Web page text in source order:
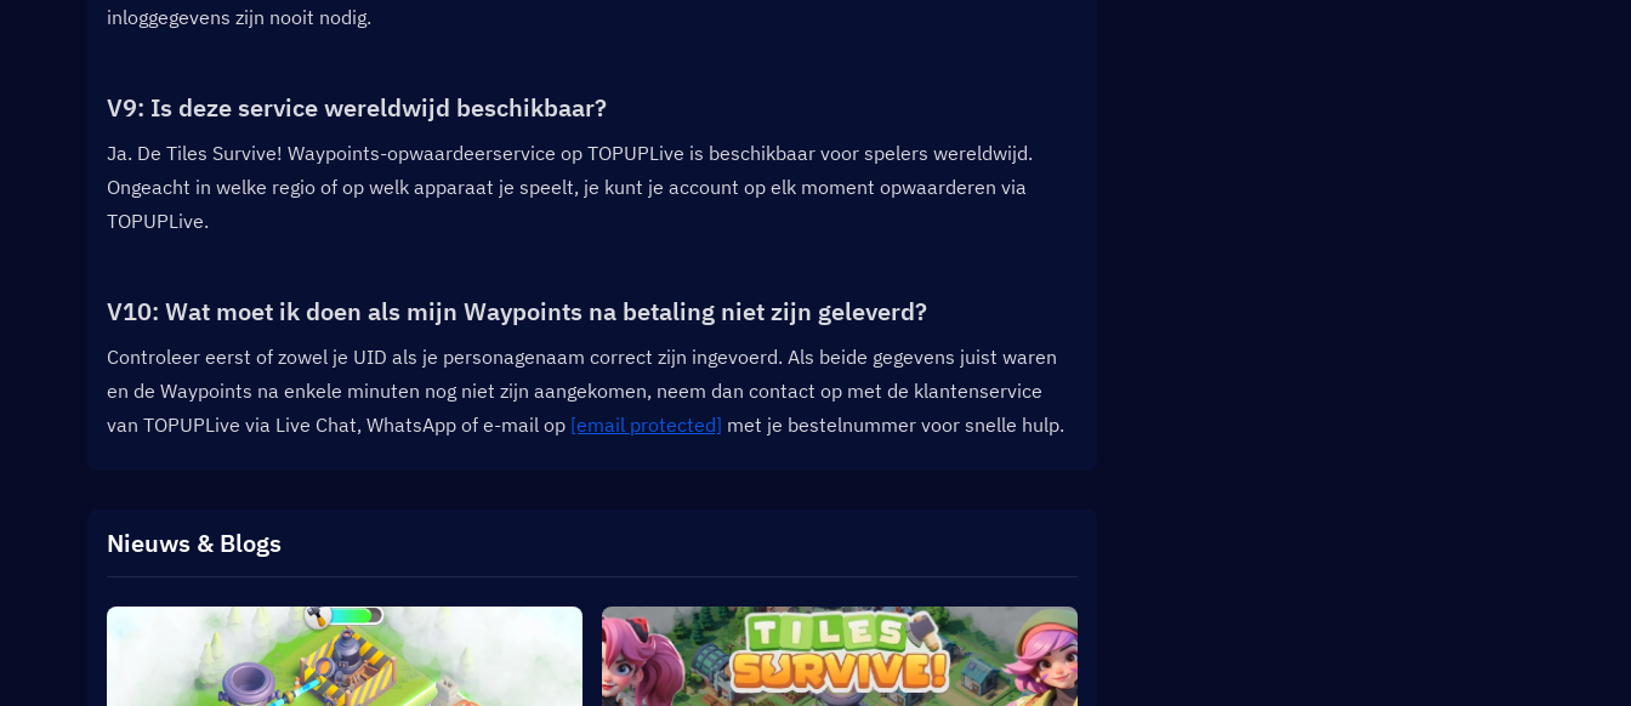
inloggegevens zijn nooit nodig.
V9: Is deze service wereldwijd beschikbaar?
Ja. De Tiles Survive! Waypoints-opwaardeerservice op TOPUPLive is beschikbaar voor spelers wereldwijd.
Ongeacht in welke regio of op welk apparaat je speelt, je kunt je account op elk moment opwaarderen via
TOPUPLive.
V10: Wat moet ik doen als mijn Waypoints na betaling niet zijn geleverd?
Controleer eerst of zowel je UID als je personagenaam correct zijn ingevoerd. Als beide gegevens juist waren
en de Waypoints na enkele minuten nog niet zijn aangekomen, neem dan contact op met de klantenservice
van TOPUPLive via Live Chat, WhatsApp of e-mail op [email protected] met je bestelnummer voor snelle hulp.
Nieuws & Blogs